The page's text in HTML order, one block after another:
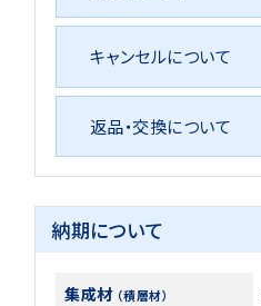
キャンセルについて
返品・交換について
納期について
集成材 （積層材）